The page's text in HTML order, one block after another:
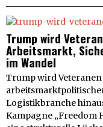
Trump wird
Arbeitsmarkt,
im Wandel
Trump wird
Logistikbranche
Kampagne „Freedom